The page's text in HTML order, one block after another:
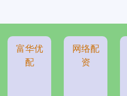
富华优
配
网络配
资